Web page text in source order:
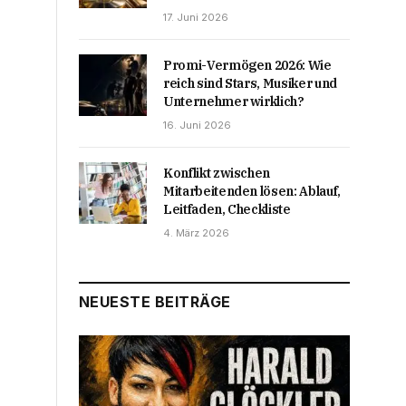
17. Juni 2026
Promi-Vermögen 2026: Wie
reich sind Stars, Musiker und
Unternehmer wirklich?
16. Juni 2026
Konflikt zwischen
Mitarbeitenden lösen: Ablauf,
Leitfaden, Checkliste
4. März 2026
NEUESTE BEITRÄGE